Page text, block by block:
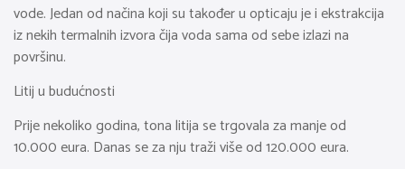
vode. Jedan od načina koji su također u opticaju je i ekstrakcija
iz nekih termalnih izvora čija voda sama od sebe izlazi na
površinu.
Litij u budućnosti
Prije nekoliko godina, tona litija se trgovala za manje od
10.000 eura. Danas se za nju traži više od 120.000 eura.